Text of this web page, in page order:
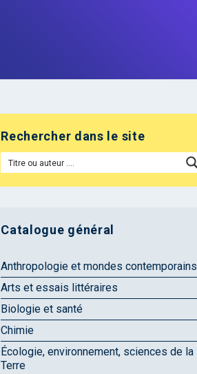
Rechercher dans le site
Catalogue général
Anthropologie et mondes contemporains
Arts et essais littéraires
Biologie et santé
Chimie
Écologie, environnement, sciences de la
Terre